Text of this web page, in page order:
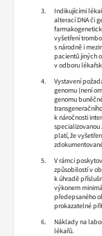
Indikujícími
alterací DNA či
vyšetření
s národně i
pacientů jiných
v odboru
Vystavení
genomu (není
genomu
k náročnosti
specializovanou
platí, že
V rámci
způsobilostí v
k úhradě
výkonem
předepsaného
prokazatelné
Náklady na
lékařů.